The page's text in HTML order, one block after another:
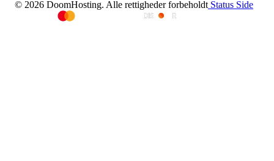
© 2026 DoomHosting. Alle rettigheder forbeholdt Status Side